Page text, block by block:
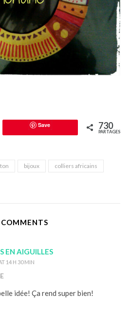
Save 730
PARTAGES
bijoux colliers africains
EN AIGUILLES
14 H 30 MIN
idée! Ça rend super bien!